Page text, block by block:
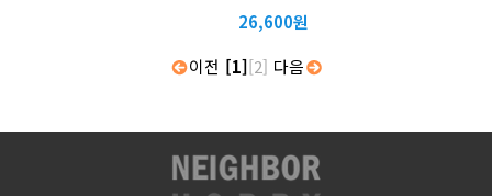
26,600원
이전 [1][2] 다음